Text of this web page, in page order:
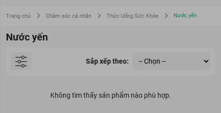
Trang chủ Chăm sóc cá nhân Thức Uống Sức Khỏe Nước yến
Nước yến
Sắp xếp theo:
Không tìm thấy sản phẩm nào phù hợp.